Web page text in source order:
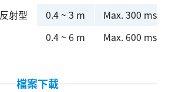
反射型
0.4 ~ 3 m
Max. 300 ms
0.4 ~ 6 m Max. 600 ms
檔案下載